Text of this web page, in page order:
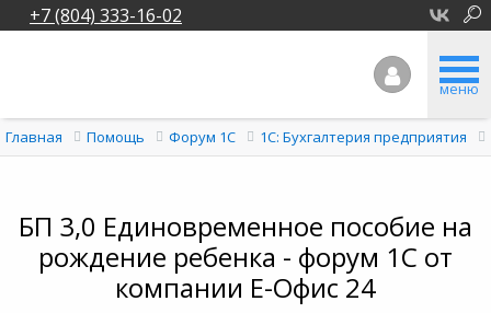
+7 (804) 333-16-02
меню
Главная Помощь Форум 1C 1С: Бухгалтерия предприятия
БП 3,0 Единовременное пособие на
рождение ребенка - форум 1С от
компании Е-Офис 24